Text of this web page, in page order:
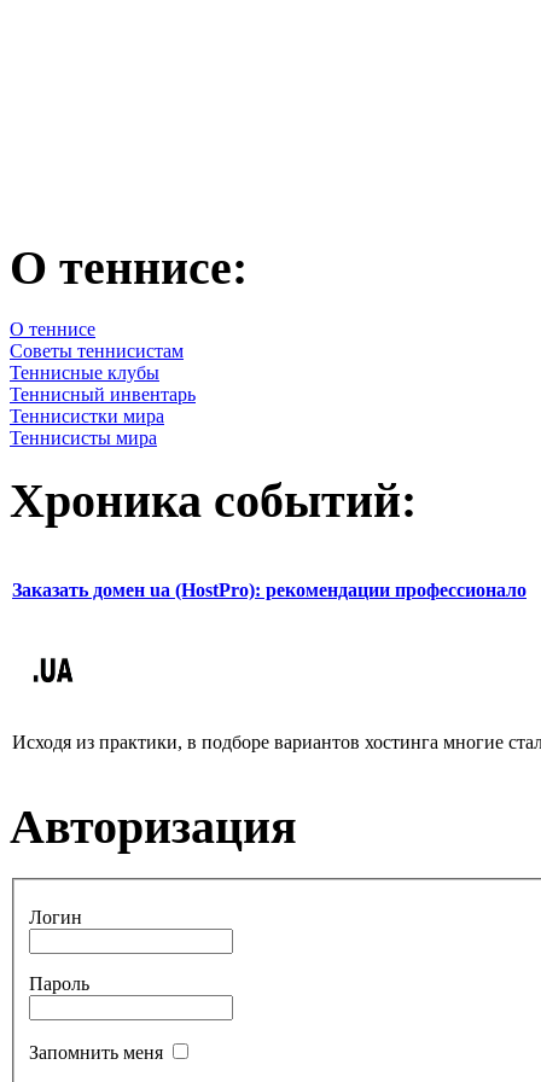
О теннисе:
О теннисе
Советы теннисистам
Теннисные клубы
Теннисный инвентарь
Теннисистки мира
Теннисисты мира
Хроника событий:
Заказать домен ua (HostPro): рекомендации профессионало
Исходя из практики, в подборе вариантов хостинга многие
Авторизация
Логин
Пароль
Запомнить меня